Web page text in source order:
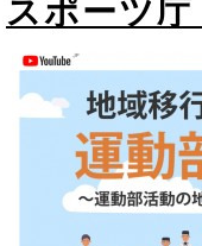
スポーツ